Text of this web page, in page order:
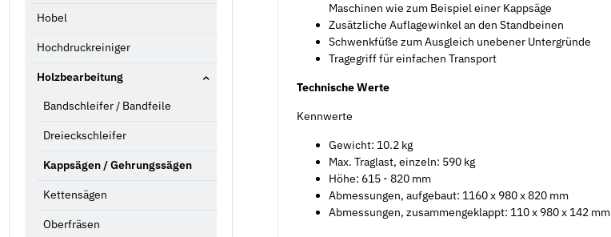
Maschinen wie zum Beispiel einer Kappsäge
Zusätzliche Auflagewinkel an den Standbeinen
Schwenkfüße zum Ausgleich unebener Untergründe
Tragegriff für einfachen Transport
Technische Werte
Kennwerte
Gewicht: 10.2 kg
Max. Traglast, einzeln: 590 kg
Höhe: 615 - 820 mm
Abmessungen, aufgebaut: 1160 x 980 x 820 mm
Abmessungen, zusammengeklappt: 110 x 980 x 142 mm
Hobel
Hochdruckreiniger
Holzbearbeitung
Bandschleifer / Bandfeile
Dreieckschleifer
Kappsägen / Gehrungssägen
Kettensägen
Oberfräsen